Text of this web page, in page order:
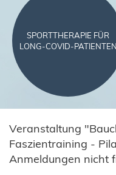
SPORTTHERAPIE FÜR
LONG-COVID-PATIENTEN
Veranstaltung
Faszientraining -
Anmeldungen nicht